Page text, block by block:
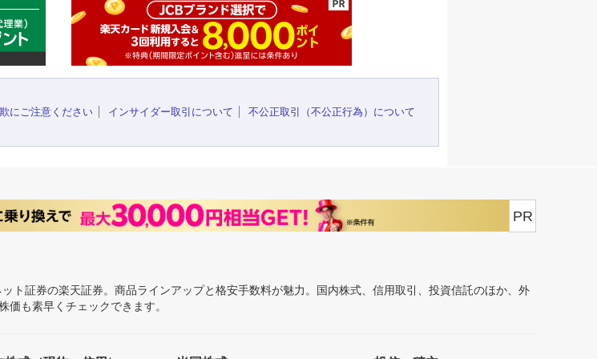
にご注意ください インサイダー取引について
不公正取引（不公正行為）について
PR
ト証券の楽天証券。商品ラインアップと格安手数料が魅力。国内株式、信用取引、投資信託のほか、外
も素早くチェックできます。